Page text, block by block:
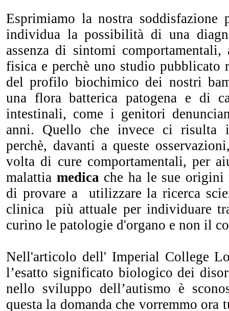
Esprimiamo la nostra soddisfazione
individua la possibilità di una
assenza di sintomi
fisica e perchè uno studio pubblicato
del profilo biochimico dei nostri
una flora batterica patogena e di
intestinali, come i genitori
anni. Quello che invece ci risulta
perchè, davanti a queste
volta di cure comportamentali, per
malattia medica che ha le sue
di provare a utilizzare la ricerca
clinica più attuale per individuare
curino le patologie d'organo e non il
Nell'articolo dell' Imperial College
l’esatto significato biologico dei
nello sviluppo dell’autismo è
questa la domanda che vorremmo ora